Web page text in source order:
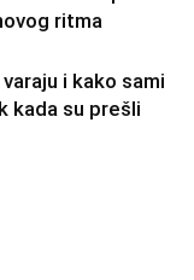
ritma
i kako sami
kada su prešli